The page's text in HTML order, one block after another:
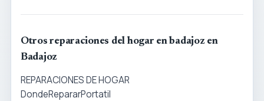
Otros reparaciones del hogar en badajoz en
Badajoz
REPARACIONES DE HOGAR
DondeRepararPortatil